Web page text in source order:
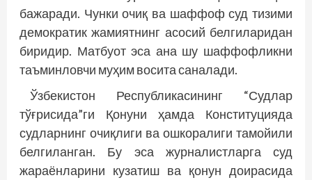
бажаради. Чунки очиқ ва шаффоф суд тизими
демократик жамиятнинг асосий белгиларидан
биридир. Матбуот эса ана шу шаффофликни
таъминловчи муҳим восита саналади.
Ўзбекистон Республикасининг “Судлар
тўғрисида”ги Қонуни ҳамда Конституцияда
судларнинг очиқлиги ва ошкоралиги тамойили
белгиланган. Бу эса журналистларга суд
жараёнларини кузатиш ва қонун доирасида